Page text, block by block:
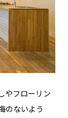
やフローリン
のないよう